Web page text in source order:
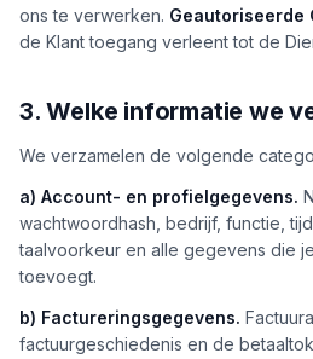
ons te verwerken. Geautoriseerde
de Klant toegang verleent tot de
3. Welke informatie we
We verzamelen de volgende
a) Account- en profielgegevens.
wachtwoordhash, bedrijf, functie,
taalvoorkeur en alle gegevens die
toevoegt.
b) Factureringsgegevens.
factuurgeschiedenis en de